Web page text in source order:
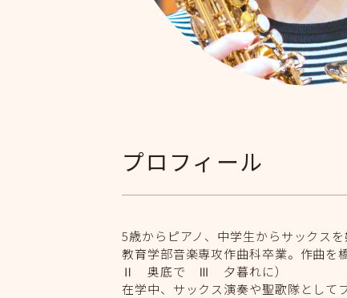
プロフィール
5歳からピアノ、中学生からサックスを
教育学部音楽専攻作曲科卒業。作曲
Ⅱ 奥底で Ⅲ 夕暮れに）
在学中、サックス演奏や聖歌隊として